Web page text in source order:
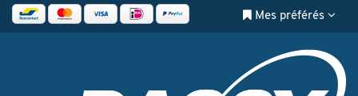
Mes préférés